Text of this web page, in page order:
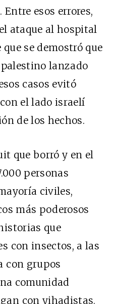
. Entre esos errores,
ataque al hospital
se demostró que
lanzado
casos evitó
el lado israelí
de los hechos.
que borró y en el
personas
civiles,
más poderosos
que
con insectos, a las
con grupos
comunidad
con yihadistas.